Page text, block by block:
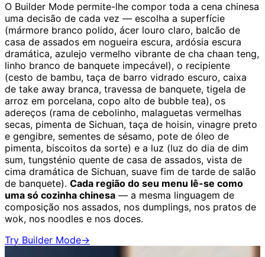
O Builder Mode permite-lhe compor toda a cena chinesa
uma decisão de cada vez — escolha a superfície
(mármore branco polido, ácer louro claro, balcão de
casa de assados em nogueira escura, ardósia escura
dramática, azulejo vermelho vibrante de cha chaan teng,
linho branco de banquete impecável), o recipiente
(cesto de bambu, taça de barro vidrado escuro, caixa
de take away branca, travessa de banquete, tigela de
arroz em porcelana, copo alto de bubble tea), os
adereços (rama de cebolinho, malaguetas vermelhas
secas, pimenta de Sichuan, taça de hoisin, vinagre preto
e gengibre, sementes de sésamo, pote de óleo de
pimenta, biscoitos da sorte) e a luz (luz do dia de dim
sum, tungsténio quente de casa de assados, vista de
cima dramática de Sichuan, suave fim de tarde de salão
de banquete). Cada região do seu menu lê-se como
uma só cozinha chinesa — a mesma linguagem de
composição nos assados, nos dumplings, nos pratos de
wok, nos noodles e nos doces.
Try Builder Mode→